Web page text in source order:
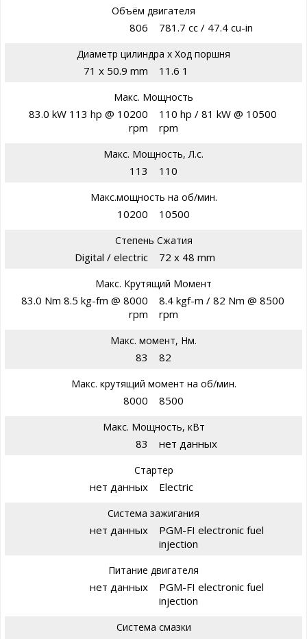
Объём двигателя
806 781.7 cc / 47.4 cu-in
Диаметр цилиндра х Ход поршня
71 x 50.9 mm 11.6 1
Макс. Мощность
83.0 kW 113 hp @ 10200
rpm
110 hp / 81 kW @ 10500
rpm
Макс. Мощность, Л.с.
113 110
Макс.мощность на об/мин.
10200 10500
Степень Сжатия
Digital / electric 72 x 48 mm
Макс. Крутящий Момент
83.0 Nm 8.5 kg-fm @ 8000
rpm
8.4 kgf-m / 82 Nm @ 8500
rpm
Макс. момент, Нм.
83 82
Макс. крутящий момент на об/мин.
8000 8500
Макс. Мощность, кВт
83 нет данных
Стартер
нет данных Electric
Система зажигания
нет данных
PGM-FI electronic fuel
injection
Питание двигателя
нет данных
PGM-FI electronic fuel
injection
Система смазки